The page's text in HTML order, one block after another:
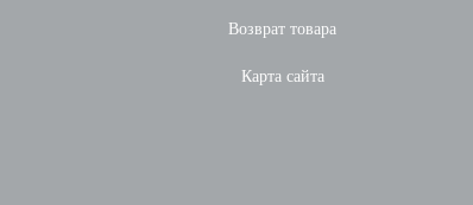
Возврат товара
Карта сайта